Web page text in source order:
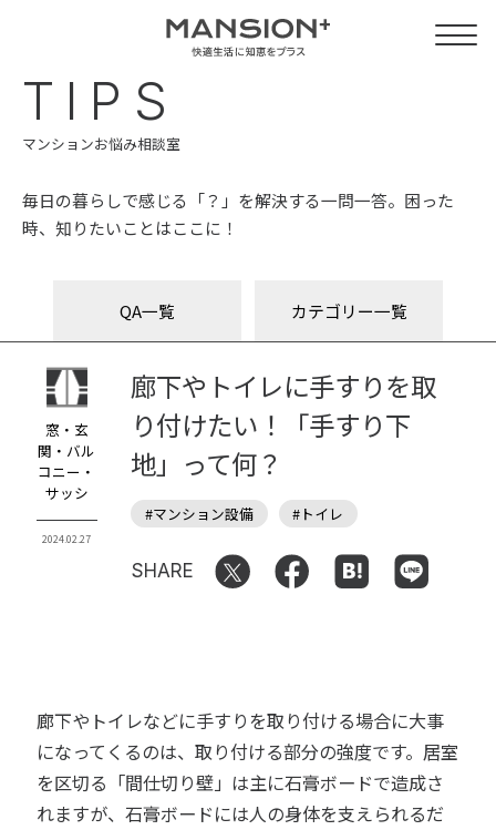
TIPS
マンションお悩み相談室
毎日の暮らしで感じる「？」を解決する一問一答。困った
時、知りたいことはここに！
QA一覧 カテゴリー一覧
廊下やトイレに手すりを取
り付けたい！「手すり下
地」って何？
#マンション設備 #トイレ
SHARE
窓・玄
関・バル
コニー・
サッシ
2024.02.27
廊下やトイレなどに手すりを取り付ける場合に大事
になってくるのは、取り付ける部分の強度です。居室
を区切る「間仕切り壁」は主に石膏ボードで造成さ
れますが、石膏ボードには人の身体を支えられるだ